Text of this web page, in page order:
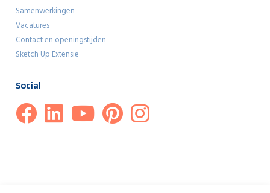
Samenwerkingen
Vacatures
Contact en openingstijden
Sketch Up Extensie
Social